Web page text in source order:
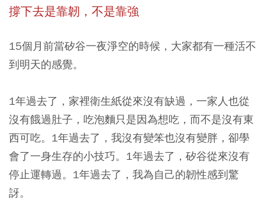
撐下去是靠韌，不是靠強
15個月前當矽谷一夜淨空的時候，大家都有一種活不
到明天的感覺。
1年過去了，家裡衛生紙從來沒有缺過，一家人也從
沒有餓過肚子，吃泡麵只是因為想吃，而不是沒有東
西可吃。1年過去了，我沒有變笨也沒有變胖，卻學
會了一身生存的小技巧。1年過去了，矽谷從來沒有
停止運轉過。1年過去了，我為自己的韌性感到驚
訝。